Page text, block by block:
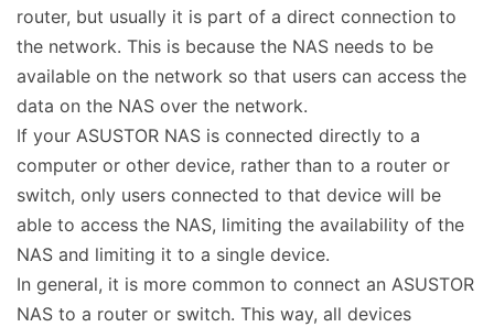
router, but usually it is part of a direct connection to
the network. This is because the NAS needs to be
available on the network so that users can access the
data on the NAS over the network.
If your ASUSTOR NAS is connected directly to a
computer or other device, rather than to a router or
switch, only users connected to that device will be
able to access the NAS, limiting the availability of the
NAS and limiting it to a single device.
In general, it is more common to connect an ASUSTOR
NAS to a router or switch. This way, all devices